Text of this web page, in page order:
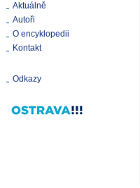
Aktuálně
Autoři
O encyklopedii
Kontakt
Odkazy